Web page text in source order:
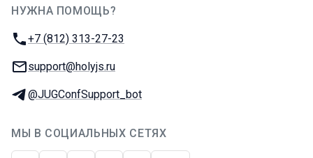
НУЖНА ПОМОЩЬ?
Телефон:
+7 (812) 313-27-23
E-mail:
support@holyjs.ru
Телеграм:
@JUGConfSupport_bot
МЫ В СОЦИАЛЬНЫХ СЕТЯХ